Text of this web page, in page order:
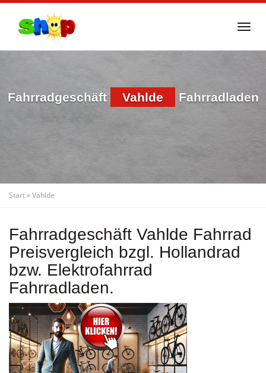
Fahrradgeschäft Vahlde Fahrradladen
Start»Vahlde
Fahrradgeschäft Vahlde Fahrrad
Preisvergleich bzgl. Hollandrad
bzw. Elektrofahrrad
Fahrradladen.